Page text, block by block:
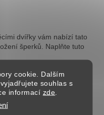
cookie. Dalším
souhlas s
informací zde
dvířky vám nabízí tato
šperků. Naplňte tuto
najde své místo v této
ráno namáhavě hledat
design, klasická barva,